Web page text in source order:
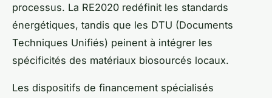
processus. La RE2020 redéfinit les standards
énergétiques, tandis que les DTU (Documents
Techniques Unifiés) peinent à intégrer les
spécificités des matériaux biosourcés locaux.
Les dispositifs de financement spécialisés